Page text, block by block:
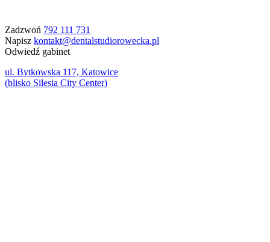
Zadzwoń 792 111 731
Napisz kontakt@dentalstudiorowecka.pl
Odwiedź gabinet
ul. Bytkowska 117, Katowice
(blisko Silesia City Center)